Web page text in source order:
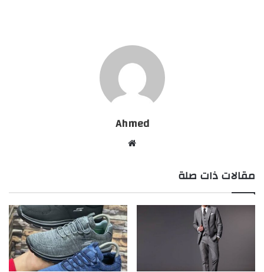
Ahmed
مقالات ذات صلة